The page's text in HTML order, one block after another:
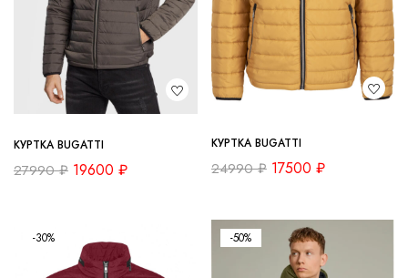
КУРТКА BUGATTI
27990₽ 19600 ₽
КУРТКА BUGATTI
24990₽ 17500 ₽
-30% -50%